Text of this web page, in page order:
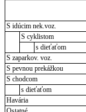
S idúcim nek.voz.
S cyklistom
s dieťaťom
S zaparkov. voz.
S pevnou prekážkou
S chodcom
s dieťaťom
Havária